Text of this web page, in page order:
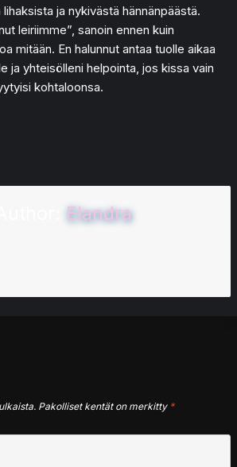
ja nykivästä hännänpäästä.
leiriimme”, sanoin ennen kuin
mitään. En halunnut antaa tuolle aikaa
ja yhteisölleni helpointa, jos kissa vain
kohtaloonsa.
Elandra
Pakolliset kentät on merkitty *